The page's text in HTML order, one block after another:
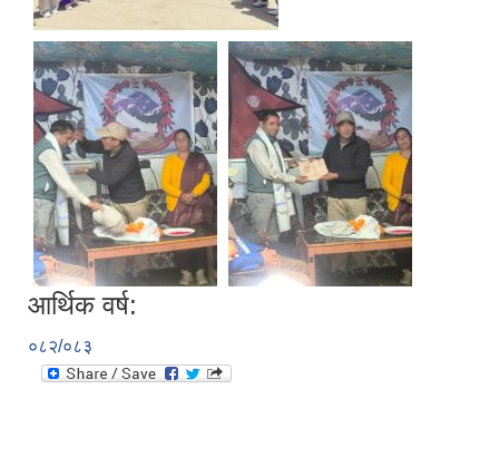
आर्थिक वर्ष:
०८२/०८३